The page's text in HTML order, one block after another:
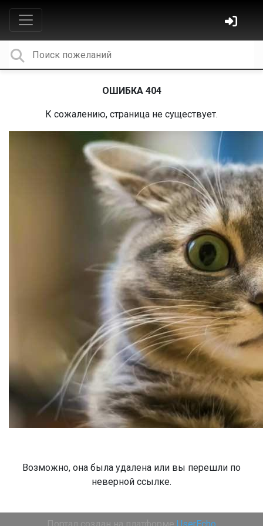
ОШИБКА 404
К сожалению, страница не существует.
Возможно, она была удалена или вы перешли по
неверной ссылке.